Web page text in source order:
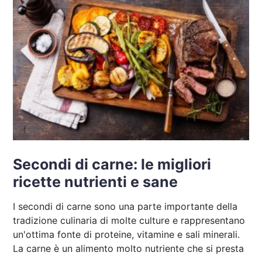
Secondi di carne: le migliori
ricette nutrienti e sane
I secondi di carne sono una parte importante della
tradizione culinaria di molte culture e rappresentano
un'ottima fonte di proteine, vitamine e sali minerali.
La carne è un alimento molto nutriente che si presta